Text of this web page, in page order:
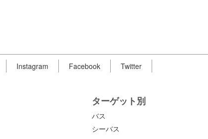
Instagram Facebook Twitter
ターゲット別
バス
シーバス